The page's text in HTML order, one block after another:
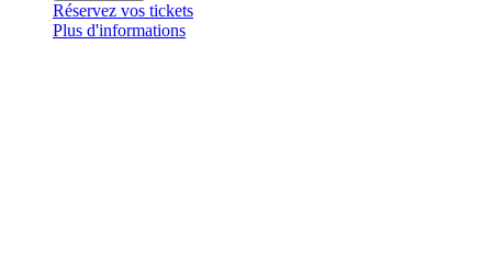
Réservez vos tickets
Plus d'informations